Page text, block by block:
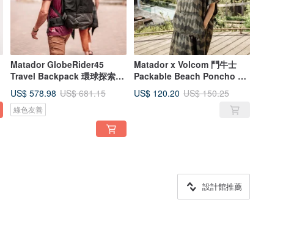
Matador GlobeRider45
Travel Backpack 環球探索壯
遊背包45L
US$ 578.98 US$ 681.15
綠色友善
Matador x Volcom 鬥牛士
Packable Beach Poncho 便
攜速乾毛巾衣
US$ 120.20 US$ 150.25
設計館推薦